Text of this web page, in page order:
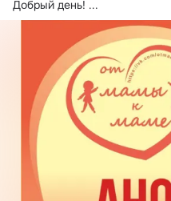
Добрый день! ...